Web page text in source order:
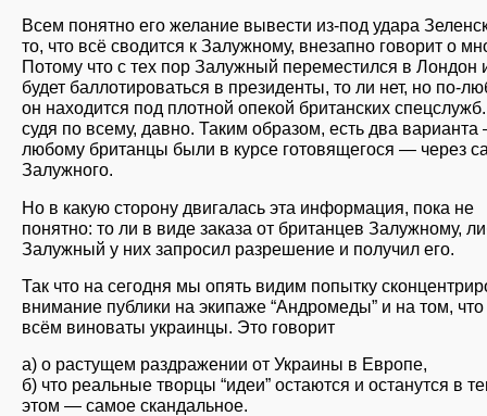
Всем понятно его желание вывести из-под удара
то, что всё сводится к Залужному, внезапно говорит о
Потому что с тех пор Залужный переместился в Лондон
будет баллотироваться в президенты, то ли нет, но по-
он находится под плотной опекой британских
судя по всему, давно. Таким образом, есть два
любому британцы были в курсе готовящегося — через
Залужного.
Но в какую сторону двигалась эта информация, пока не
понятно: то ли в виде заказа от британцев Залужному,
Залужный у них запросил разрешение и получил его.
Так что на сегодня мы опять видим попытку
внимание публики на экипаже “Андромеды” и на том,
всём виноваты украинцы. Это говорит
а) о растущем раздражении от Украины в Европе,
б) что реальные творцы “идеи” остаются и останутся в
этом — самое скандальное.